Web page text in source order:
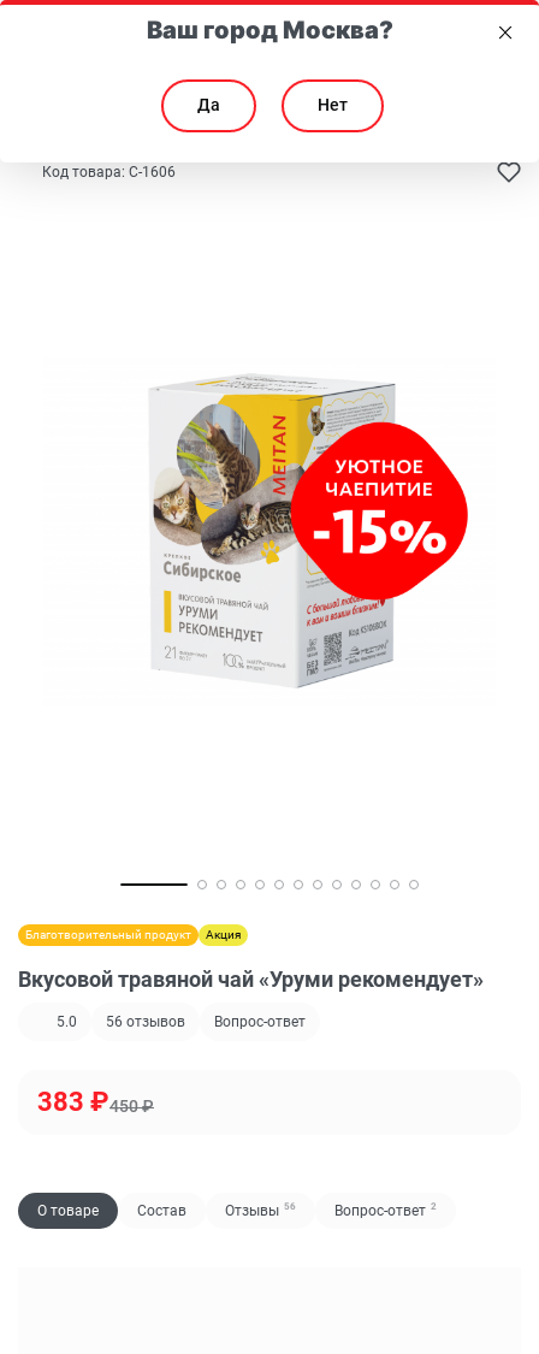
Здоровье Для нервной системы
Вкусовой травяной чай «Уруми рекомендует»
5.0 56 отзывов Вопрос-ответ
Код товара: C-1606
Благотворительный продукт Акция
383 ₽450₽
О товаре Состав Отзывы 56 Вопрос-ответ 2
Ваш город Москва?
Да Нет